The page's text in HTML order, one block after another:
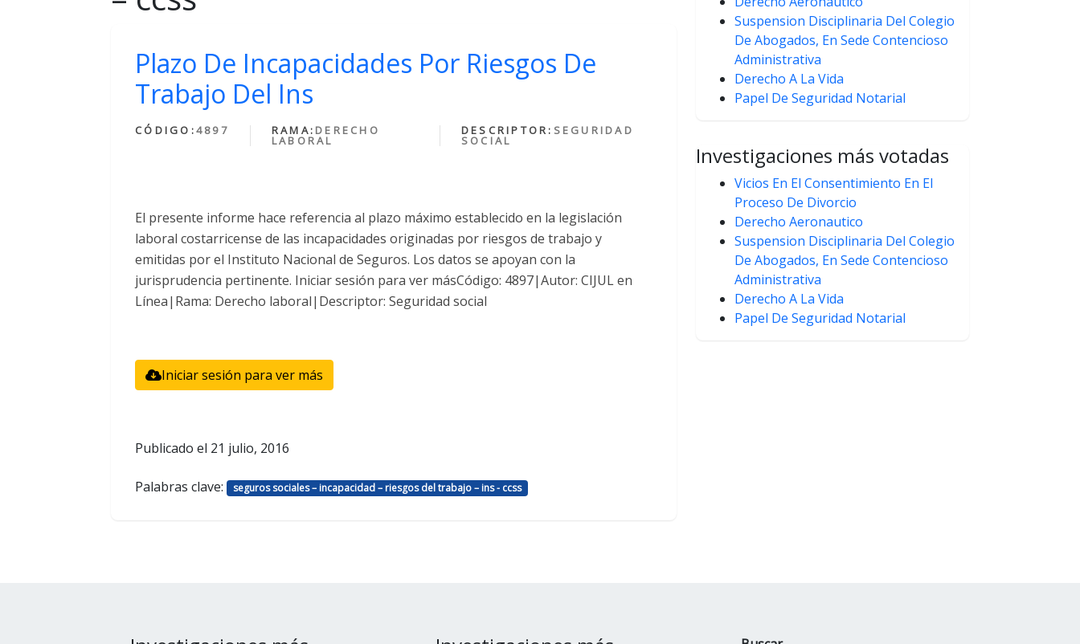
Plazo De Incapacidades Por Riesgos De
Trabajo Del Ins
CÓDIGO:4897 RAMA: DERECHO
LABORAL
DESCRIPTOR: SEGURIDAD
SOCIAL
El presente informe hace referencia al plazo máximo establecido en la legislación
laboral costarricense de las incapacidades originadas por riesgos de trabajo y
emitidas por el Instituto Nacional de Seguros. Los datos se apoyan con la
jurisprudencia pertinente. Iniciar sesión para ver másCódigo: 4897|Autor: CIJUL en
Línea|Rama: Derecho laboral|Descriptor: Seguridad social
Iniciar sesión para ver más
Publicado el 21 julio, 2016
Palabras clave: seguros sociales – incapacidad – riesgos del trabajo – ins - ccss
Suspension Disciplinaria Del Colegio
De Abogados, En Sede Contencioso
Administrativa
Derecho A La Vida
Papel De Seguridad Notarial
Investigaciones más votadas
Vicios En El Consentimiento En El
Proceso De Divorcio
Derecho Aeronautico
Suspension Disciplinaria Del Colegio
De Abogados, En Sede Contencioso
Administrativa
Derecho A La Vida
Papel De Seguridad Notarial